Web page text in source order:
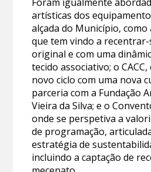
artísticas dos
alçada do Município, como
que tem vindo a recentrar-
original e com uma
tecido associativo; o
novo ciclo com uma nova
parceria com a Fundação
Vieira da Silva; e o
onde se perspetiva a
de programação,
estratégia de
incluindo a captação de